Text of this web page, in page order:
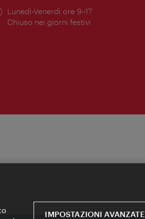
Orari
di
Lunedì-Venerdì ore 9–17
Chiuso nei giorni festivi
IMPOSTAZIONI AVANZATE